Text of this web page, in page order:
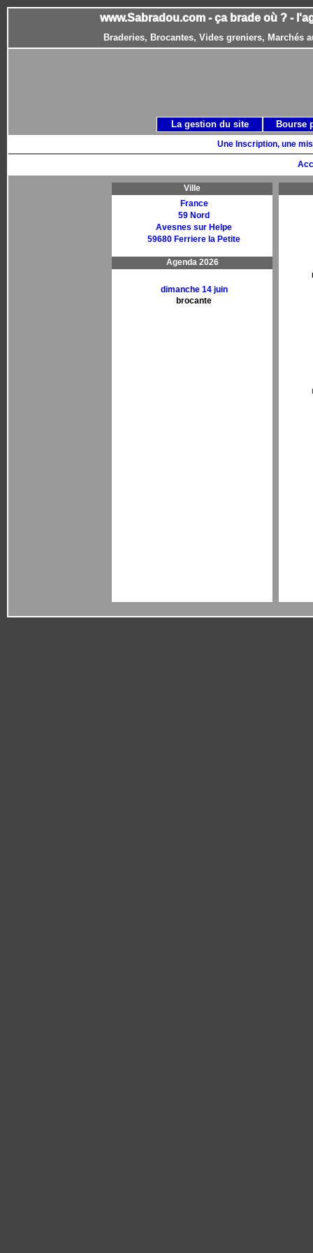
www.Sabradou.com - ça brade où ? -
Braderies, Brocantes, Vides greniers, Marchés
Une Inscription, une
Ville
France
59 Nord
Avesnes sur Helpe
59680 Ferriere la Petite
Agenda 2026
dimanche 14 juin
brocante
La gestion du site Bourse